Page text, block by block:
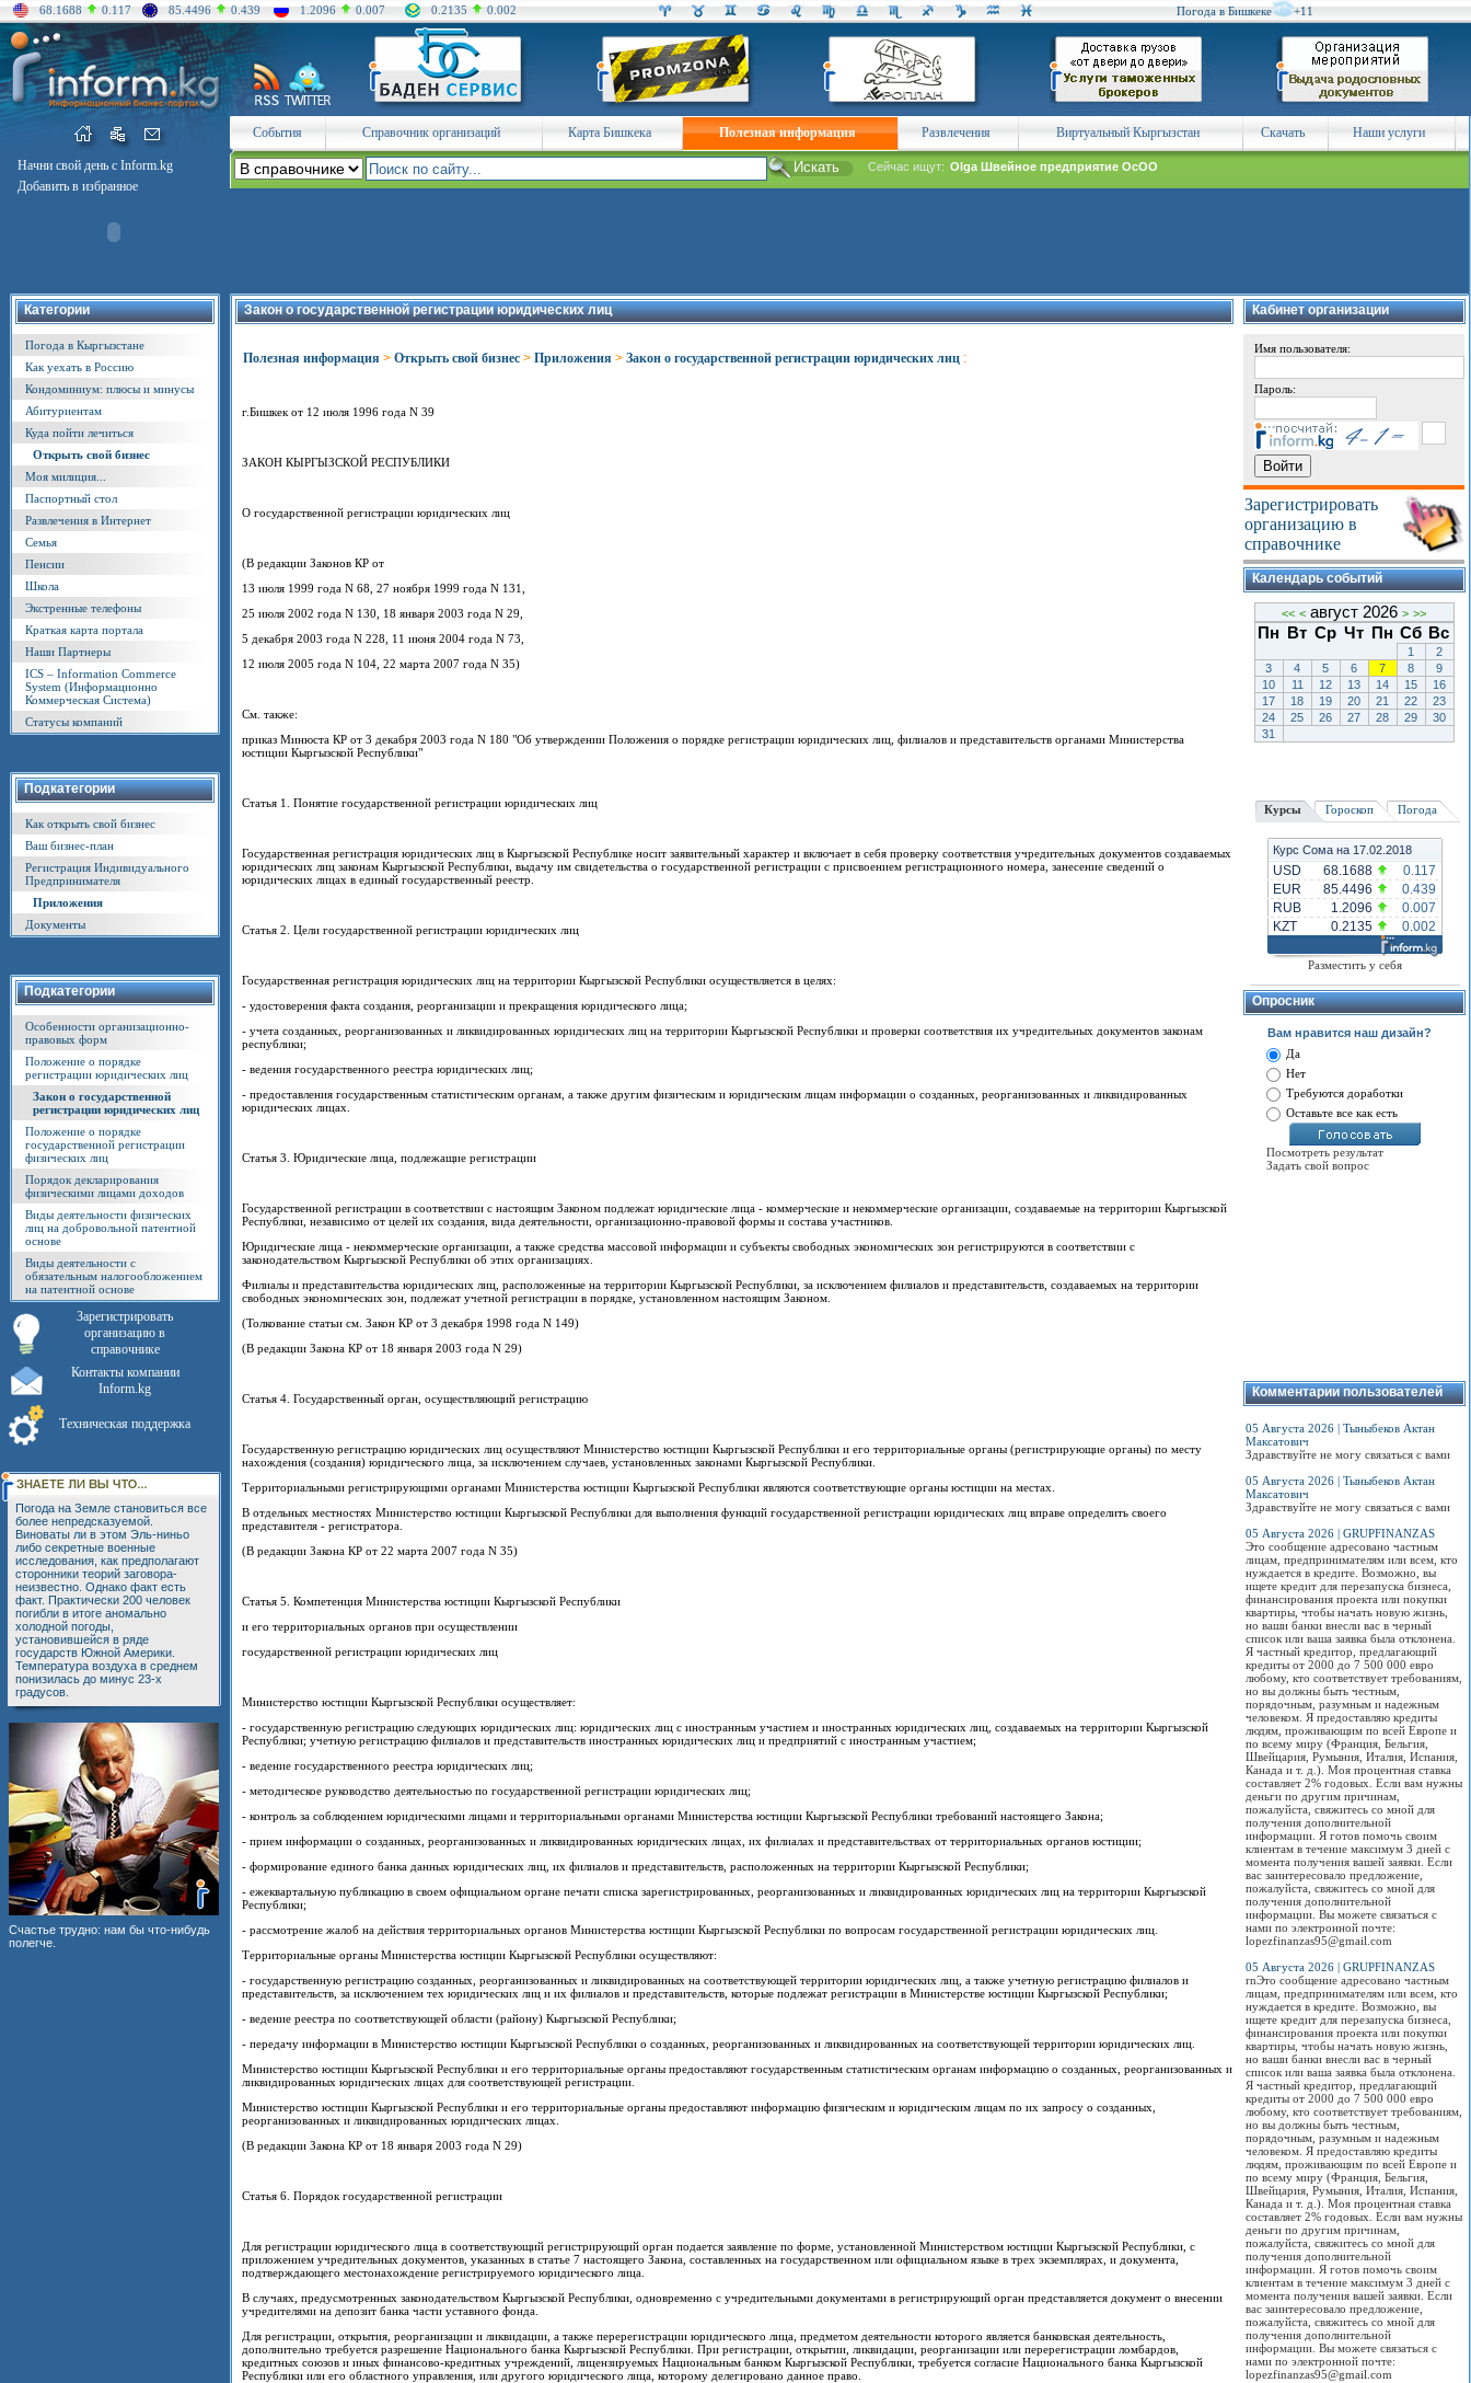
68.1688 0.117 85.4496 0.439 1.2096 0.007 0.2135 0.002 Погода в Бишкеке +11
Начни свой день с Inform.kg
Добавить в избранное
События Справочник организаций Карта Бишкека Полезная информация Развлечения Виртуальный Кыргызстан Скачать Наши услуги
Сейчас ищут: Olga Швейное предприятие ОсОО
Категории
Погода в Кыргызстане
Как уехать в Россию
Кондоминиум: плюсы и минусы
Абитуриентам
Куда пойти лечиться
Открыть свой бизнес
Моя милиция...
Паспортный стол
Развлечения в Интернет
Семья
Пенсии
Школа
Экстренные телефоны
Краткая карта портала
Наши Партнеры
ICS – Information Commerce
System (Информационно
Коммерческая Система)
Статусы компаний
Подкатегории
Как открыть свой бизнес
Ваш бизнес-план
Регистрация Индивидуального
Предпринимателя
Приложения
Документы
Подкатегории
Особенности организационно-
правовых форм
Положение о порядке
регистрации юридических лиц
Закон о государственной
регистрации юридических лиц
Положение о порядке
государственной регистрации
физических лиц
Порядок декларирования
физическими лицами доходов
Виды деятельности физических
лиц на добровольной патентной
основе
Виды деятельности с
обязательным налогообложением
на патентной основе
Зарегистрировать
организацию в
справочнике
Контакты компании
Inform.kg
Техническая поддержка
Погода на Земле становиться все
более непредсказуемой.
Виноваты ли в этом Эль-ниньо
либо секретные военные
исследования, как предполагают
сторонники теорий заговора-
неизвестно. Однако факт есть
факт. Практически 200 человек
погибли в итоге аномально
холодной погоды,
установившейся в ряде
государств Южной Америки.
Температура воздуха в среднем
понизилась до минус 23-х
градусов.
Счастье трудно: нам бы что-нибудь
полегче.
Закон о государственной регистрации юридических лиц
Полезная информация > Открыть свой бизнес > Приложения > Закон о государственной регистрации юридических лиц :
г.Бишкек от 12 июля 1996 года N 39
ЗАКОН КЫРГЫЗСКОЙ РЕСПУБЛИКИ
О государственной регистрации юридических лиц
(В редакции Законов КР от
13 июля 1999 года N 68, 27 ноября 1999 года N 131,
25 июля 2002 года N 130, 18 января 2003 года N 29,
5 декабря 2003 года N 228, 11 июня 2004 года N 73,
12 июля 2005 года N 104, 22 марта 2007 года N 35)
См. также:
приказ Минюста КР от 3 декабря 2003 года N 180 "Об утверждении Положения о порядке регистрации юридических лиц, филиалов и представительств органами Министерства
юстиции Кыргызской Республики"
Статья 1. Понятие государственной регистрации юридических лиц
Государственная регистрация юридических лиц в Кыргызской Республике носит заявительный характер и включает в себя проверку соответствия учредительных документов создаваемых
юридических лиц законам Кыргызской Республики, выдачу им свидетельства о государственной регистрации с присвоением регистрационного номера, занесение сведений о
юридических лицах в единый государственный реестр.
Статья 2. Цели государственной регистрации юридических лиц
Государственная регистрация юридических лиц на территории Кыргызской Республики осуществляется в целях:
- удостоверения факта создания, реорганизации и прекращения юридического лица;
- учета созданных, реорганизованных и ликвидированных юридических лиц на территории Кыргызской Республики и проверки соответствия их учредительных документов законам
республики;
- ведения государственного реестра юридических лиц;
- предоставления государственным статистическим органам, а также другим физическим и юридическим лицам информации о созданных, реорганизованных и ликвидированных
юридических лицах.
Статья 3. Юридические лица, подлежащие регистрации
Государственной регистрации в соответствии с настоящим Законом подлежат юридические лица - коммерческие и некоммерческие организации, создаваемые на территории Кыргызской
Республики, независимо от целей их создания, вида деятельности, организационно-правовой формы и состава участников.
Юридические лица - некоммерческие организации, а также средства массовой информации и субъекты свободных экономических зон регистрируются в соответствии с
законодательством Кыргызской Республики об этих организациях.
Филиалы и представительства юридических лиц, расположенные на территории Кыргызской Республики, за исключением филиалов и представительств, создаваемых на территории
свободных экономических зон, подлежат учетной регистрации в порядке, установленном настоящим Законом.
(Толкование статьи см. Закон КР от 3 декабря 1998 года N 149)
(В редакции Закона КР от 18 января 2003 года N 29)
Статья 4. Государственный орган, осуществляющий регистрацию
Государственную регистрацию юридических лиц осуществляют Министерство юстиции Кыргызской Республики и его территориальные органы (регистрирующие органы) по месту
нахождения (создания) юридического лица, за исключением случаев, установленных законами Кыргызской Республики.
Территориальными регистрирующими органами Министерства юстиции Кыргызской Республики являются соответствующие органы юстиции на местах.
В отдельных местностях Министерство юстиции Кыргызской Республики для выполнения функций государственной регистрации юридических лиц вправе определить своего
представителя - регистратора.
(В редакции Закона КР от 22 марта 2007 года N 35)
Статья 5. Компетенция Министерства юстиции Кыргызской Республики
и его территориальных органов при осуществлении
государственной регистрации юридических лиц
Министерство юстиции Кыргызской Республики осуществляет:
- государственную регистрацию следующих юридических лиц: юридических лиц с иностранным участием и иностранных юридических лиц, создаваемых на территории Кыргызской
Республики; учетную регистрацию филиалов и представительств иностранных юридических лиц и предприятий с иностранным участием;
- ведение государственного реестра юридических лиц;
- методическое руководство деятельностью по государственной регистрации юридических лиц;
- контроль за соблюдением юридическими лицами и территориальными органами Министерства юстиции Кыргызской Республики требований настоящего Закона;
- прием информации о созданных, реорганизованных и ликвидированных юридических лицах, их филиалах и представительствах от территориальных органов юстиции;
- формирование единого банка данных юридических лиц, их филиалов и представительств, расположенных на территории Кыргызской Республики;
- ежеквартальную публикацию в своем официальном органе печати списка зарегистрированных, реорганизованных и ликвидированных юридических лиц на территории Кыргызской
Республики;
- рассмотрение жалоб на действия территориальных органов Министерства юстиции Кыргызской Республики по вопросам государственной регистрации юридических лиц.
Территориальные органы Министерства юстиции Кыргызской Республики осуществляют:
- государственную регистрацию созданных, реорганизованных и ликвидированных на соответствующей территории юридических лиц, а также учетную регистрацию филиалов и
представительств, за исключением тех юридических лиц и их филиалов и представительств, которые подлежат регистрации в Министерстве юстиции Кыргызской Республики;
- ведение реестра по соответствующей области (району) Кыргызской Республики;
- передачу информации в Министерство юстиции Кыргызской Республики о созданных, реорганизованных и ликвидированных на соответствующей территории юридических лиц.
Министерство юстиции Кыргызской Республики и его территориальные органы предоставляют государственным статистическим органам информацию о созданных, реорганизованных и
ликвидированных юридических лицах для соответствующей регистрации.
Министерство юстиции Кыргызской Республики и его территориальные органы предоставляют информацию физическим и юридическим лицам по их запросу о созданных,
реорганизованных и ликвидированных юридических лицах.
(В редакции Закона КР от 18 января 2003 года N 29)
Статья 6. Порядок государственной регистрации
Для регистрации юридического лица в соответствующий регистрирующий орган подается заявление по форме, установленной Министерством юстиции Кыргызской Республики, с
приложением учредительных документов, указанных в статье 7 настоящего Закона, составленных на государственном или официальном языке в трех экземплярах, и документа,
подтверждающего местонахождение регистрируемого юридического лица.
В случаях, предусмотренных законодательством Кыргызской Республики, одновременно с учредительными документами в регистрирующий орган представляется документ о внесении
учредителями на депозит банка части уставного фонда.
Для регистрации, открытия, реорганизации и ликвидации, а также перерегистрации юридического лица, предметом деятельности которого является банковская деятельность,
дополнительно требуется разрешение Национального банка Кыргызской Республики. При регистрации, открытии, ликвидации, реорганизации или перерегистрации ломбардов,
кредитных союзов и иных финансово-кредитных учреждений, лицензируемых Национальным банком Кыргызской Республики, требуется согласие Национального банка Кыргызской
Республики или его областного управления, или другого юридического лица, которому делегировано данное право.
Кабинет организации
Имя пользователя:
Пароль:
Зарегистрировать
организацию в
справочнике
Календарь событий
<< < август 2026 > >>
Пн Вт Ср Чт Пн Сб Вс
1
2
3
4 5 6 7 8
9
10
11 12 13 14 15
16
17
18 19 20 21 22
23
24
25 26 27 28 29
30
31
Курсы Гороскоп Погода
Курс Сома на 17.02.2018
USD 68.1688
0.117
EUR
85.4496
0.439
RUB
1.2096
0.007
KZT
0.2135 0.002
Разместить у себя
Опросник
Вам нравится наш дизайн?
Да
Нет
Требуются доработки
Оставьте все как есть
Посмотреть результат
Задать свой вопрос
Комментарии пользователей
05 Августа 2026 | Тыныбеков Актан
Максатович
Здравствуйте не могу связаться с вами
05 Августа 2026 | Тыныбеков Актан
Максатович
Здравствуйте не могу связаться с вами
05 Августа 2026 | GRUPFINANZAS
Это сообщение адресовано частным
лицам, предпринимателям или всем, кто
нуждается в кредите. Возможно, вы
ищете кредит для перезапуска бизнеса,
финансирования проекта или покупки
квартиры, чтобы начать новую жизнь,
но ваши банки внесли вас в черный
список или ваша заявка была отклонена.
Я частный кредитор, предлагающий
кредиты от 2000 до 7 500 000 евро
любому, кто соответствует требованиям,
но вы должны быть честным,
порядочным, разумным и надежным
человеком. Я предоставляю кредиты
людям, проживающим по всей Европе и
по всему миру (Франция, Бельгия,
Швейцария, Румыния, Италия, Испания,
Канада и т. д.). Моя процентная ставка
составляет 2% годовых. Если вам нужны
деньги по другим причинам,
пожалуйста, свяжитесь со мной для
получения дополнительной
информации. Я готов помочь своим
клиентам в течение максимум 3 дней с
момента получения вашей заявки. Если
вас заинтересовало предложение,
пожалуйста, свяжитесь со мной для
получения дополнительной
информации. Вы можете связаться с
нами по электронной почте:
lopezfinanzas95@gmail.com
05 Августа 2026 | GRUPFINANZAS
rnЭто сообщение адресовано частным
лицам, предпринимателям или всем, кто
нуждается в кредите. Возможно, вы
ищете кредит для перезапуска бизнеса,
финансирования проекта или покупки
квартиры, чтобы начать новую жизнь,
но ваши банки внесли вас в черный
список или ваша заявка была отклонена.
Я частный кредитор, предлагающий
кредиты от 2000 до 7 500 000 евро
любому, кто соответствует требованиям,
но вы должны быть честным,
порядочным, разумным и надежным
человеком. Я предоставляю кредиты
людям, проживающим по всей Европе и
по всему миру (Франция, Бельгия,
Швейцария, Румыния, Италия, Испания,
Канада и т. д.). Моя процентная ставка
составляет 2% годовых. Если вам нужны
деньги по другим причинам,
пожалуйста, свяжитесь со мной для
получения дополнительной
информации. Я готов помочь своим
клиентам в течение максимум 3 дней с
момента получения вашей заявки. Если
вас заинтересовало предложение,
пожалуйста, свяжитесь со мной для
получения дополнительной
информации. Вы можете связаться с
нами по электронной почте:
lopezfinanzas95@gmail.com